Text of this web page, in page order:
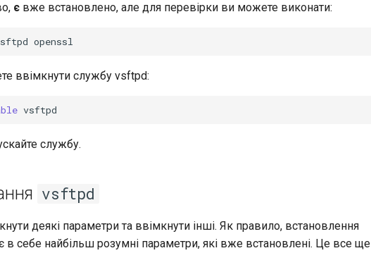
є вже встановлено, але для перевірки ви можете виконати:
ввімкнути службу vsftpd:
службу.
vsftpd
деякі параметри та ввімкнути інші. Як правило, встановлення
в себе найбільш розумні параметри, які вже встановлені. Це все ще